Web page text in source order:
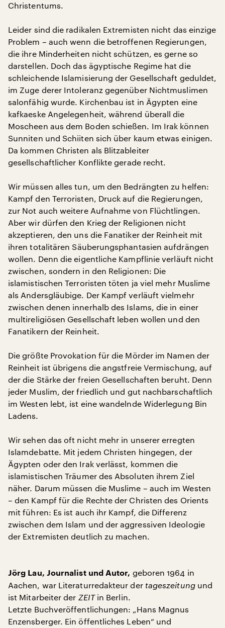
Christentums.
Leider sind die radikalen Extremisten nicht das einzige
Problem – auch wenn die betroffenen Regierungen,
die ihre Minderheiten nicht schützen, es gerne so
darstellen. Doch das ägyptische Regime hat die
schleichende Islamisierung der Gesellschaft geduldet,
im Zuge derer Intoleranz gegenüber Nichtmuslimen
salonfähig wurde. Kirchenbau ist in Ägypten eine
kafkaeske Angelegenheit, während überall die
Moscheen aus dem Boden schießen. Im Irak können
Sunniten und Schiiten sich über kaum etwas einigen.
Da kommen Christen als Blitzableiter
gesellschaftlicher Konflikte gerade recht.
Wir müssen alles tun, um den Bedrängten zu helfen:
Kampf den Terroristen, Druck auf die Regierungen,
zur Not auch weitere Aufnahme von Flüchtlingen.
Aber wir dürfen den Krieg der Religionen nicht
akzeptieren, den uns die Fanatiker der Reinheit mit
ihren totalitären Säuberungsphantasien aufdrängen
wollen. Denn die eigentliche Kampflinie verläuft nicht
zwischen, sondern in den Religionen: Die
islamistischen Terroristen töten ja viel mehr Muslime
als Andersgläubige. Der Kampf verläuft vielmehr
zwischen denen innerhalb des Islams, die in einer
multireligiösen Gesellschaft leben wollen und den
Fanatikern der Reinheit.
Die größte Provokation für die Mörder im Namen der
Reinheit ist übrigens die angstfreie Vermischung, auf
der die Stärke der freien Gesellschaften beruht. Denn
jeder Muslim, der friedlich und gut nachbarschaftlich
im Westen lebt, ist eine wandelnde Widerlegung Bin
Ladens.
Wir sehen das oft nicht mehr in unserer erregten
Islamdebatte. Mit jedem Christen hingegen, der
Ägypten oder den Irak verlässt, kommen die
islamistischen Träumer des Absoluten ihrem Ziel
näher. Darum müssen die Muslime – auch im Westen
– den Kampf für die Rechte der Christen des Orients
mit führen: Es ist auch ihr Kampf, die Differenz
zwischen dem Islam und der aggressiven Ideologie
der Extremisten deutlich zu machen.
Jörg Lau, Journalist und Autor, geboren 1964 in
Aachen, war Literaturredakteur der tageszeitungund
ist Mitarbeiter der ZEITin Berlin.
Letzte Buchveröffentlichungen: „Hans Magnus
Enzensberger. Ein öffentliches Leben“ und